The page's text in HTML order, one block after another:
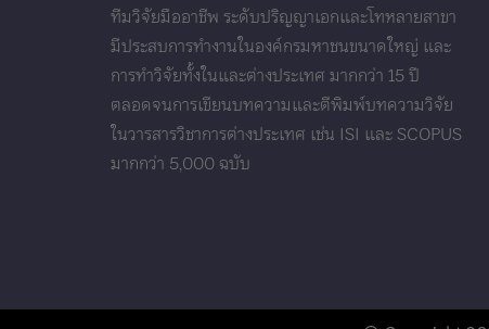
ทีมวิจัยมืออาชีพ ระดับปริญญาเอกและโทหลายสาขา
มีประสบการทำงานในองค์กรมหาชนขนาดใหญ่ และ
การทำวิจัยทั้งในและต่างประเทศ มากกว่า 15 ปี
ตลอดจนการเขียนบทความและตีพิมพ์บทความวิจัย
ในวารสารวิชาการต่างประเทศ เช่น ISI และ SCOPUS
มากกว่า 5,000 ฉบับ